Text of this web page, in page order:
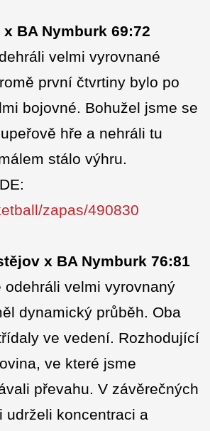
BA Nymburk 69:72
velmi vyrovnané
první čtvrtiny bylo po
bojovné. Bohužel jsme se
hře a nehráli tu
stálo výhru.
zapas/490830
x BA Nymburk 76:81
odehráli velmi vyrovnaný
dynamický průběh. Oba
ve vedení. Rozhodující
ve které jsme
převahu. V závěrečných
udrželi koncentraci a